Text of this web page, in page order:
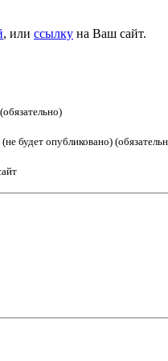
, или ссылку на Ваш сайт.
будет опубликовано)